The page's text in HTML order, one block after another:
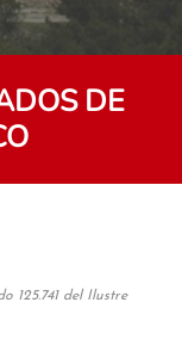
DE
125.741 del Ilustre